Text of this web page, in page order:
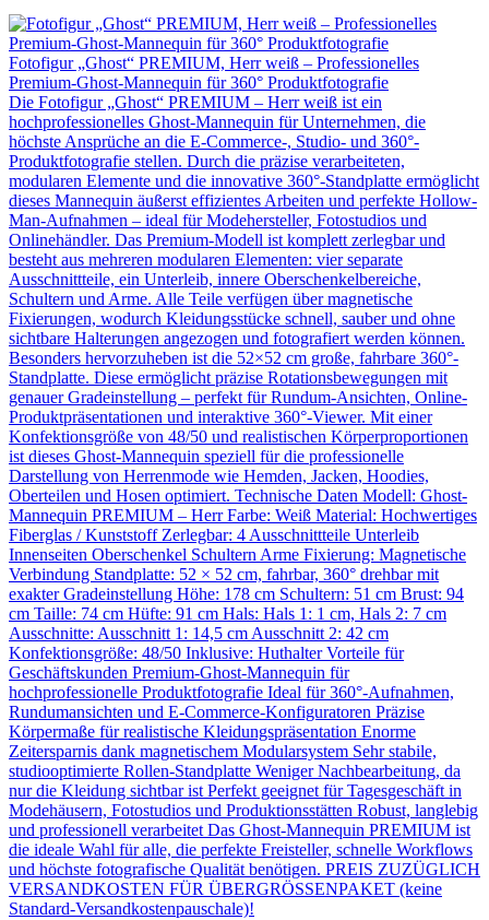
Fotofigur „Ghost“ PREMIUM, Herr weiß – Professionelles
Premium-Ghost-Mannequin für 360° Produktfotografie
Die Fotofigur „Ghost“ PREMIUM – Herr weiß ist ein
hochprofessionelles Ghost-Mannequin für Unternehmen, die
höchste Ansprüche an die E-Commerce-, Studio- und 360°-
Produktfotografie stellen. Durch die präzise verarbeiteten,
modularen Elemente und die innovative 360°-Standplatte ermöglicht
dieses Mannequin äußerst effizientes Arbeiten und perfekte Hollow-
Man-Aufnahmen – ideal für Modehersteller, Fotostudios und
Onlinehändler. Das Premium-Modell ist komplett zerlegbar und
besteht aus mehreren modularen Elementen: vier separate
Ausschnittteile, ein Unterleib, innere Oberschenkelbereiche,
Schultern und Arme. Alle Teile verfügen über magnetische
Fixierungen, wodurch Kleidungsstücke schnell, sauber und ohne
sichtbare Halterungen angezogen und fotografiert werden können.
Besonders hervorzuheben ist die 52×52 cm große, fahrbare 360°-
Standplatte. Diese ermöglicht präzise Rotationsbewegungen mit
genauer Gradeinstellung – perfekt für Rundum-Ansichten, Online-
Produktpräsentationen und interaktive 360°-Viewer. Mit einer
Konfektionsgröße von 48/50 und realistischen Körperproportionen
ist dieses Ghost-Mannequin speziell für die professionelle
Darstellung von Herrenmode wie Hemden, Jacken, Hoodies,
Oberteilen und Hosen optimiert. Technische Daten Modell: Ghost-
Mannequin PREMIUM – Herr Farbe: Weiß Material: Hochwertiges
Fiberglas / Kunststoff Zerlegbar: 4 Ausschnittteile Unterleib
Innenseiten Oberschenkel Schultern Arme Fixierung: Magnetische
Verbindung Standplatte: 52 × 52 cm, fahrbar, 360° drehbar mit
exakter Gradeinstellung Höhe: 178 cm Schultern: 51 cm Brust: 94
cm Taille: 74 cm Hüfte: 91 cm Hals: Hals 1: 1 cm, Hals 2: 7 cm
Ausschnitte: Ausschnitt 1: 14,5 cm Ausschnitt 2: 42 cm
Konfektionsgröße: 48/50 Inklusive: Huthalter Vorteile für
Geschäftskunden Premium-Ghost-Mannequin für
hochprofessionelle Produktfotografie Ideal für 360°-Aufnahmen,
Rundumansichten und E-Commerce-Konfiguratoren Präzise
Körpermaße für realistische Kleidungspräsentation Enorme
Zeitersparnis dank magnetischem Modularsystem Sehr stabile,
studiooptimierte Rollen-Standplatte Weniger Nachbearbeitung, da
nur die Kleidung sichtbar ist Perfekt geeignet für Tagesgeschäft in
Modehäusern, Fotostudios und Produktionsstätten Robust, langlebig
und professionell verarbeitet Das Ghost-Mannequin PREMIUM ist
die ideale Wahl für alle, die perfekte Freisteller, schnelle Workflows
und höchste fotografische Qualität benötigen. PREIS ZUZÜGLICH
VERSANDKOSTEN FÜR ÜBERGRÖSSENPAKET (keine
Standard-Versandkostenpauschale)!